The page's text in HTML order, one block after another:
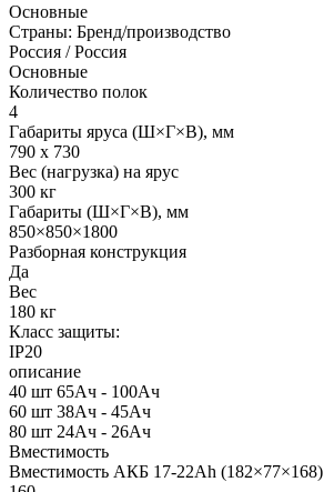
Основные
Страны: Бренд/производство
Россия / Россия
Основные
Количество полок
4
Габариты яруса (Ш×Г×В), мм
790 х 730
Вес (нагрузка) на ярус
300 кг
Габариты (Ш×Г×В), мм
850×850×1800
Разборная конструкция
Да
Вес
180 кг
Класс защиты:
IP20
описание
40 шт 65Ач - 100Ач
60 шт 38Ач - 45Ач
80 шт 24Ач - 26Ач
Вместимость
Вместимость АКБ 17-22Ah (182×77×168)